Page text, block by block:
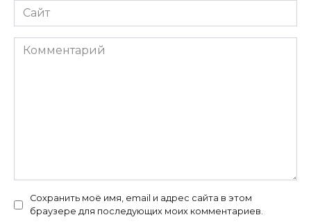
Сайт
Комментарий
Сохранить моё имя, email и адрес сайта в этом
браузере для последующих моих комментариев.